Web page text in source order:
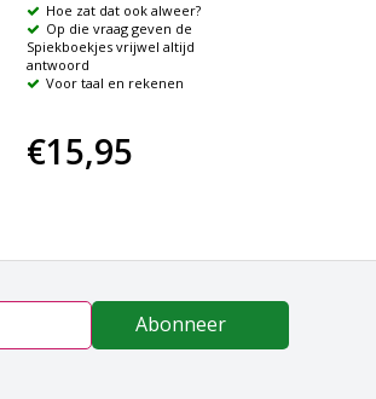
Hoe zat dat ook alweer?
Op die vraag geven de
Spiekboekjes vrijwel altijd
antwoord
Voor taal en rekenen
€15,95
Abonneer